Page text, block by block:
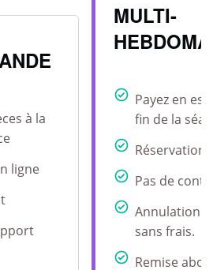
MULTI-
Payez en
fin de la
Réservation
Pas de
Annulation
sans frais.
Remise
à la
ligne